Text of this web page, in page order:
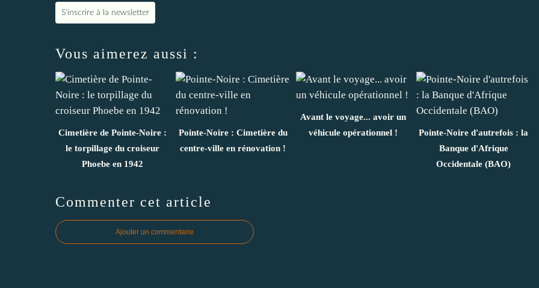
S'inscrire à la newsletter
Vous aimerez aussi :
Cimetière de Pointe-Noire :
le torpillage du croiseur
Phoebe en 1942
Pointe-Noire : Cimetière du
centre-ville en rénovation !
Avant le voyage... avoir un
véhicule opérationnel !
Pointe-Noire d'autrefois : la
Banque d'Afrique
Occidentale (BAO)
Commenter cet article
Ajouter un commentaire